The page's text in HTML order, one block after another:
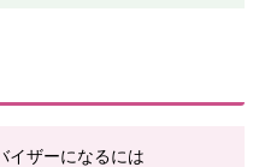
イザーになるには